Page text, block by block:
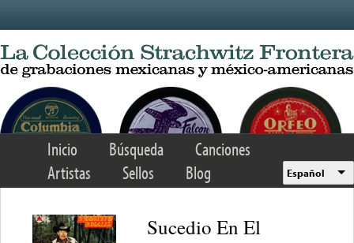
Inicio Búsqueda
Canciones
Artistas
Sellos Blog Español
Sucedio En El